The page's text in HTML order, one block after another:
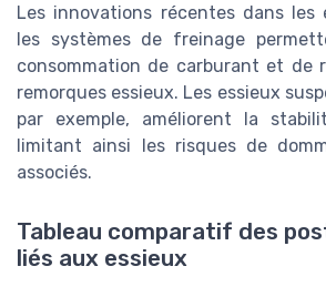
Les innovations récentes dans les
les systèmes de freinage
consommation de carburant et de
remorques essieux. Les essieux
par exemple, améliorent la
limitant ainsi les risques de
associés.
Tableau comparatif des
liés aux essieux